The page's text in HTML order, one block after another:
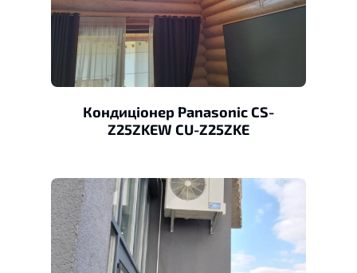
Кондиціонер Panasonic CS-
Z25ZKEW CU-Z25ZKE